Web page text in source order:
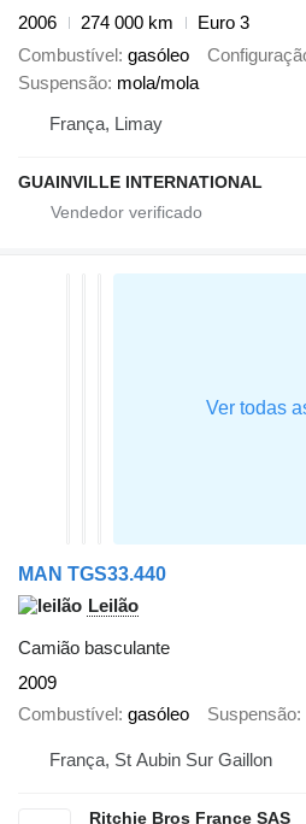
2006 274 000 km
Euro 3
Combustível gasóleo
Suspensão mola/mola
França, Limay
GUAINVILLE INTERNATIONAL
MAN TGS33.440
Leilão
Camião basculante
2009
Combustível gasóleo Suspensão
França, St Aubin Sur Gaillon
Ritchie Bros France SAS